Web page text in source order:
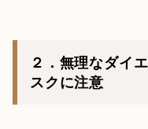
２．無理なダイ
スクに注意